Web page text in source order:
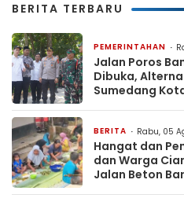
BERITA TERBARU
PEMERINTAHAN
Jalan Poros
Dibuka,
Sumedang
BERITA Rabu, 05
Hangat dan
dan Warga
Jalan Beton